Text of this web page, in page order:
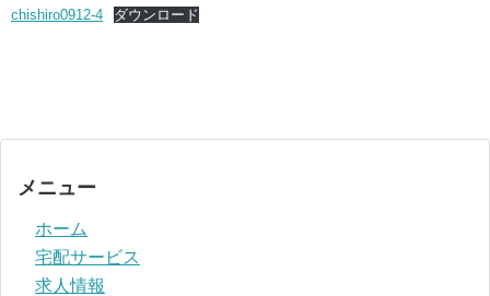
chishiro0912-4 ダウンロード
メニュー
ホーム
宅配サービス
求人情報